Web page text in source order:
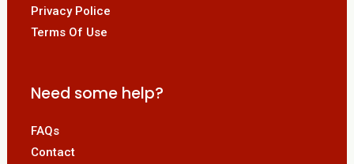
Privacy Police
Terms Of Use
Need some help?
FAQs
Contact